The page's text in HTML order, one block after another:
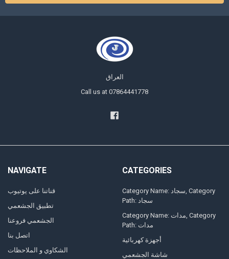
العراق
Call us at 07864441778
NAVIGATE
قناتنا على يوتيوب
تطبيق الجشعمي
الجشعمي فروعنا
اتصل بنا
الشكاوي و الملاحظات
CATEGORIES
Category Name: سجاد, Category
Path: سجاد
Category Name: مدات, Category
Path: مدات
أجهزة كهربائية
شاشة الجشعمي